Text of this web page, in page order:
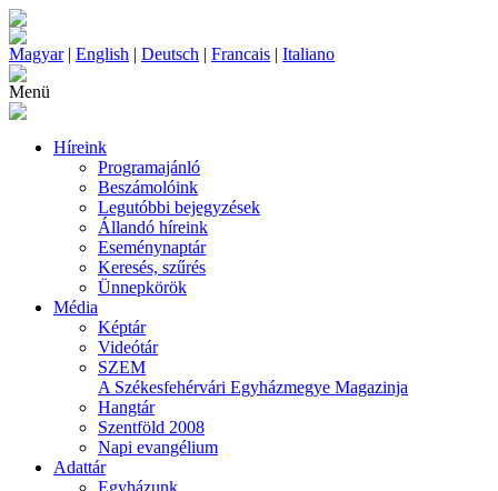
Magyar| English | Deutsch | Francais | Italiano
Menü
Híreink
Programajánló
Beszámolóink
Legutóbbi bejegyzések
Állandó híreink
Eseménynaptár
Keresés, szűrés
Ünnepkörök
Média
Képtár
Videótár
SZEM
A Székesfehérvári Egyházmegye Magazinja
Hangtár
Szentföld 2008
Napi evangélium
Adattár
Egyházunk